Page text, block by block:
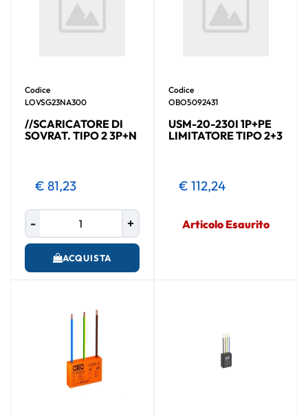
Codice
LOVSG23NA300
//SCARICATORE DI
SOVRAT. TIPO 2 3P+N
€ 81,23
ACQUISTA
Codice
OBO5092431
USM-20-230I 1P+PE
LIMITATORE TIPO 2+3
€ 112,24
Articolo Esaurito